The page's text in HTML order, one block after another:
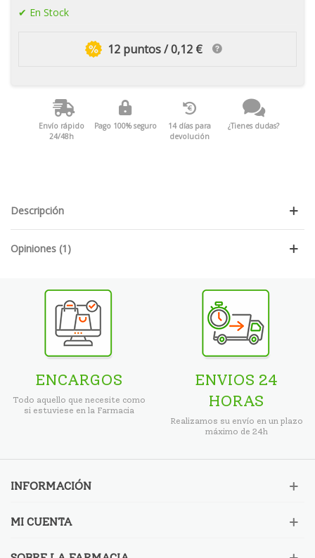
En Stock
12 puntos / 0,12 €
Envío rápido
24/48h
Pago 100% seguro
14 días para
devolución
¿Tienes dudas?
Descripción
Opiniones (1)
ENCARGOS
Todo aquello que necesite como
si estuviese en la Farmacia
ENVIOS 24
HORAS
Realizamos su envío en un plazo
máximo de 24h
INFORMACIÓN
MI CUENTA